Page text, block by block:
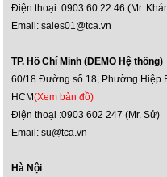
Điện thoại :0903.60.22.46 (Mr.
Email: sales01@tca.vn
TP. Hồ Chí Minh (DEMO Hệ thống)
60/18 Đường số 18, Phường Hiệp
HCM(Xem bản đồ)
Điện thoại :0903 602 247 (Mr. Sử)
Email: su@tca.vn
Hà Nội